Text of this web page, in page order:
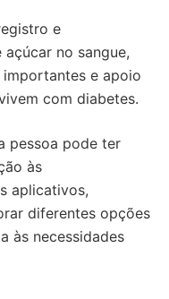
e
no sangue,
e apoio
com diabetes.
pessoa pode ter
às
aplicativos,
diferentes opções
às necessidades